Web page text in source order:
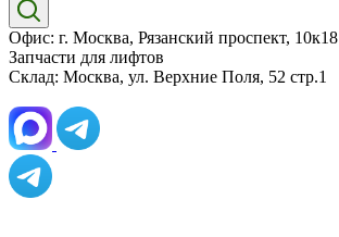
Офис: г. Москва, Рязанский проспект, 10к18
Запчасти для лифтов
Склад: Москва, ул. Верхние Поля, 52 стр.1